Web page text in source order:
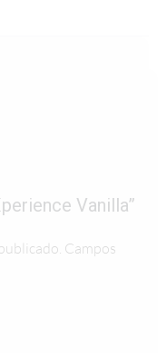
Vanilla”
Campos